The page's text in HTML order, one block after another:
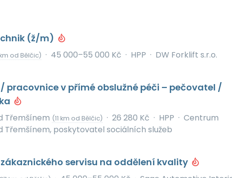
(ž/m)
od Bělčic) · 45 000–55 000 Kč · HPP · DW Forklift s.r.o.
pracovnice v přímé obslužné péči – pečovatel /
Třemšínem (11 km od Bělčic) · 26 280 Kč · HPP · Centrum
Třemšínem, poskytovatel sociálních služeb
servisu na oddělení kvality